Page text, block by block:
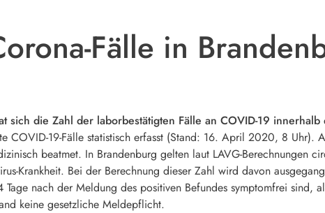
Fälle in
sich die Zahl der laborbestätigten Fälle an COVID-19
COVID-19-Fälle statistisch erfasst (Stand: 16. April 2020, 8 Uhr).
beatmet. In Brandenburg gelten laut LAVG-Berechnungen
Krankheit. Bei der Berechnung dieser Zahl wird davon
Tage nach der Meldung des positiven Befundes symptomfrei sind,
keine gesetzliche Meldepflicht.